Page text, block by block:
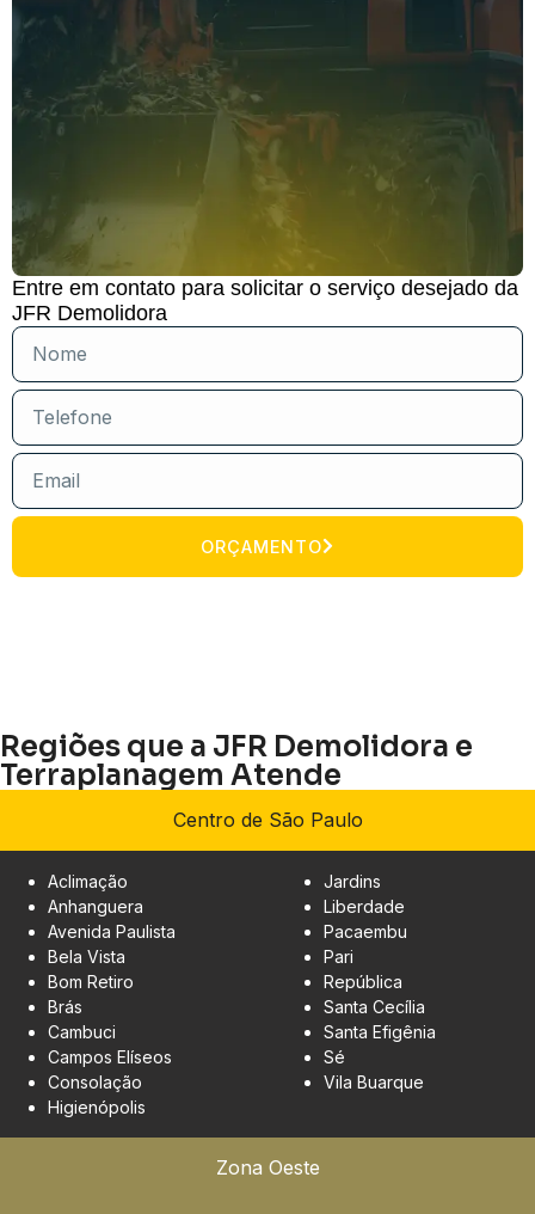
Entre em contato para solicitar o serviço desejado da
JFR Demolidora
ORÇAMENTO
Regiões que a JFR Demolidora e
Terraplanagem Atende
Centro de São Paulo
Zona Oeste
Aclimação
Anhanguera
Avenida Paulista
Bela Vista
Bom Retiro
Brás
Cambuci
Campos Elíseos
Consolação
Higienópolis
Jardins
Liberdade
Pacaembu
Pari
República
Santa Cecília
Santa Efigênia
Sé
Vila Buarque